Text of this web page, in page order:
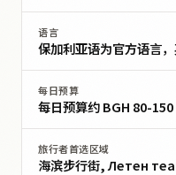
语言
保加利亚语为官方语言
每日预算
每日预算约 BGН 80-150
旅行者首选区域
海滨步行街, Летен